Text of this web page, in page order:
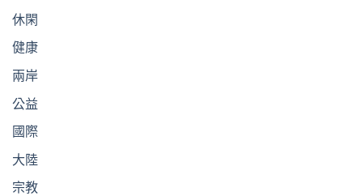
休閑
健康
兩岸
公益
國際
大陸
宗教